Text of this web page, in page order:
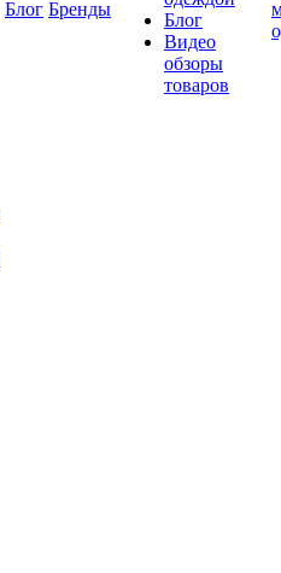
Блог Бренды
Блог
Видео
обзоры
товаров